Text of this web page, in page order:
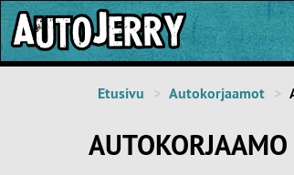
Etusivu Autokorjaamot